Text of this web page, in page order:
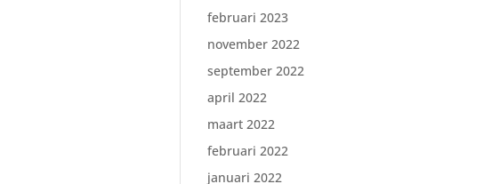
februari 2023
november 2022
september 2022
april 2022
maart 2022
februari 2022
januari 2022